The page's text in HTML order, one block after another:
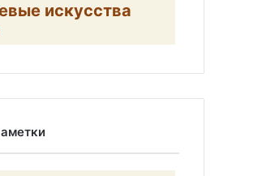
искусства